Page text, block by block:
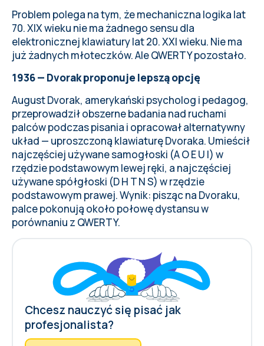
Problem polega na tym, że mechaniczna logika lat
70. XIX wieku nie ma żadnego sensu dla
elektronicznej klawiatury lat 20. XXI wieku. Nie ma
już żadnych młoteczków. Ale QWERTY pozostało.
1936 — Dvorak proponuje lepszą opcję
August Dvorak, amerykański psycholog i pedagog,
przeprowadził obszerne badania nad ruchami
palców podczas pisania i opracował alternatywny
układ — uproszczoną klawiaturę Dvoraka. Umieścił
najczęściej używane samogłoski (A O E U I) w
rzędzie podstawowym lewej ręki, a najczęściej
używane spółgłoski (D H T N S) w rzędzie
podstawowym prawej. Wynik: pisząc na Dvoraku,
palce pokonują około połowę dystansu w
porównaniu z QWERTY.
Chcesz nauczyć się pisać jak
profesjonalista?